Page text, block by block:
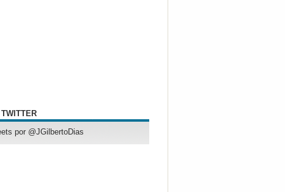
TWITTER
por @JGilbertoDias